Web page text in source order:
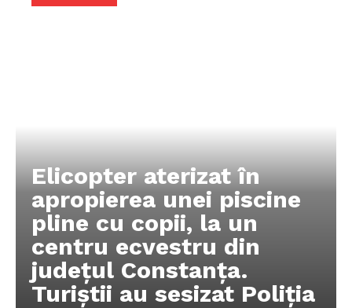
Elicopter aterizat în
apropierea unei piscine
pline cu copii, la un
centru ecvestru din
județul Constanța.
Turiștii au sesizat Poliția